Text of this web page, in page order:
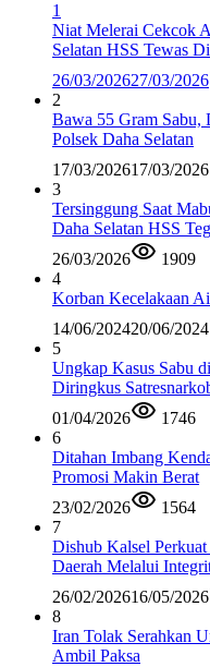
1
Niat Melerai Cekcok
Selatan HSS Tewas
26/03/202627/03/2026
2
Bawa 55 Gram
Polsek Daha Selatan
17/03/202617/03/2026
3
Tersinggung Saat
Daha Selatan HSS
26/03/2026
1909
4
Korban Kecelakaan
14/06/202420/06/2024
5
Ungkap Kasus Sabu
Diringkus
01/04/2026
1746
6
Ditahan Imbang
Promosi Makin Berat
23/02/2026
1564
7
Dishub Kalsel
Daerah Melalui
26/02/202616/05/2026
8
Iran Tolak Serahkan
Ambil Paksa